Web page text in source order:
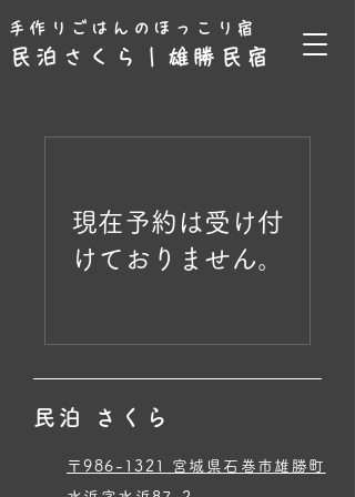
手作りごはんのほっこり宿
民泊さくら｜雄勝民宿
現在予約は受け付
けておりません。
民泊 さくら
〒986-1321 宮城県石巻市雄勝町